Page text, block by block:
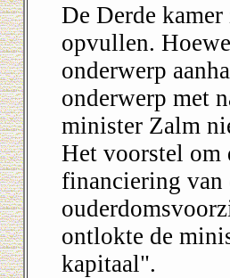
De Derde
opvullen.
onderwerp
onderwerp met
minister Zalm
Het voorstel om
financiering van
ontlokte de
kapitaal".